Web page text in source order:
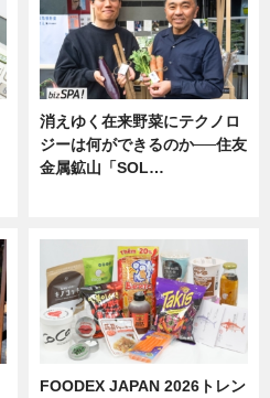
消えゆく在来野菜にテクノロ
ジーは何ができるのか──住友
金属鉱山「SOL…
FOODEX JAPAN 2026トレン